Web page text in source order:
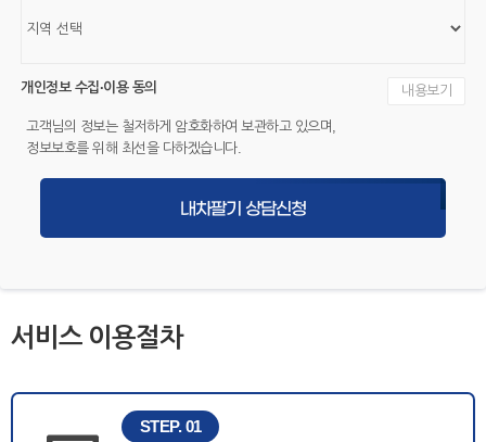
개인정보 수집·이용 동의 내용보기
고객님의 정보는 철저하게 암호화하여 보관하고 있으며,
정보보호를 위해 최선을 다하겠습니다.
내차팔기 상담신청
서비스 이용절차
STEP. 01